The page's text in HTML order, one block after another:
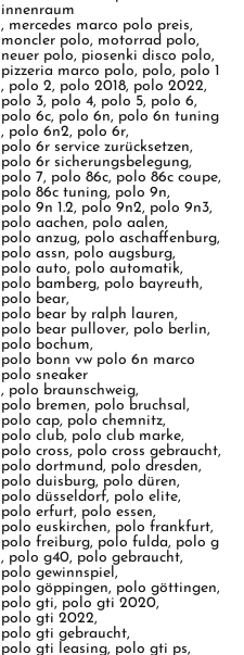
innenraum
, mercedes marco polo preis,
moncler polo, motorrad polo,
neuer polo, piosenki disco polo,
pizzeria marco polo, polo, polo 1
, polo 2, polo 2018, polo 2022,
polo 3, polo 4, polo 5, polo 6,
polo 6c, polo 6n, polo 6n tuning
, polo 6n2, polo 6r,
polo 6r service zurücksetzen,
polo 6r sicherungsbelegung,
polo 7, polo 86c, polo 86c coupe,
polo 86c tuning, polo 9n,
polo 9n 1.2, polo 9n2, polo 9n3,
polo aachen, polo aalen,
polo anzug, polo aschaffenburg,
polo assn, polo augsburg,
polo auto, polo automatik,
polo bamberg, polo bayreuth,
polo bear,
polo bear by ralph lauren,
polo bear pullover, polo berlin,
polo bochum,
polo bonn vw polo 6n marco
polo sneaker
, polo braunschweig,
polo bremen, polo bruchsal,
polo cap, polo chemnitz,
polo club, polo club marke,
polo cross, polo cross gebraucht,
polo dortmund, polo dresden,
polo duisburg, polo düren,
polo düsseldorf, polo elite,
polo erfurt, polo essen,
polo euskirchen, polo frankfurt,
polo freiburg, polo fulda, polo g
, polo g40, polo gebraucht,
polo gewinnspiel,
polo göppingen, polo göttingen,
polo gti, polo gti 2020,
polo gti 2022,
polo gti gebraucht,
polo gti leasing, polo gti ps,